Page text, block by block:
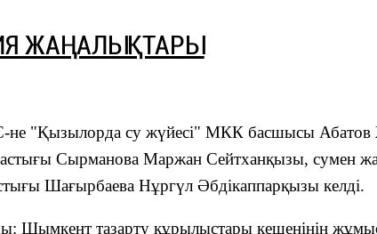
ЖАҢАЛЫҚТАРЫ
"Қызылорда су жүйесі" МКК басшысы Абатов
бастығы Сырманова Маржан Сейтханқызы, сумен
Шағырбаева Нұргүл Әбдікаппарқызы келді.
Шымкент тазарту құрылыстары кешенінің